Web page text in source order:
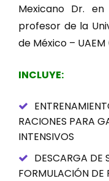
Mexicano Dr.
profesor de la
de México –
INCLUYE:
RACIONES PARA
INTENSIVOS
DESCARGA DE
FORMULACIÓN DE